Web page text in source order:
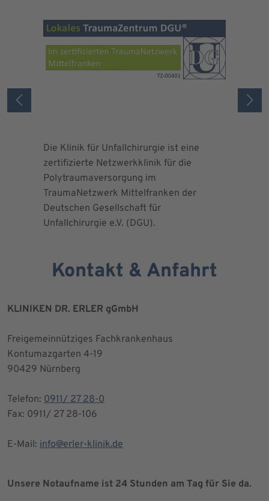
Die Klinik für Unfallchirurgie ist eine
zertifizierte Netzwerkklinik für die
Polytraumaversorgung im
TraumaNetzwerk Mittelfranken der
Deutschen Gesellschaft für
Unfallchirurgie e.V. (DGU).
Kontakt & Anfahrt
KLINIKEN DR. ERLER gGmbH
Freigemeinnütziges Fachkrankenhaus
Kontumazgarten 4-19
90429 Nürnberg
Telefon: 0911/ 27 28-0
Fax: 0911/ 27 28-106
E-Mail: info@erler-klinik.de
Unsere Notaufname ist 24 Stunden am Tag für Sie da.